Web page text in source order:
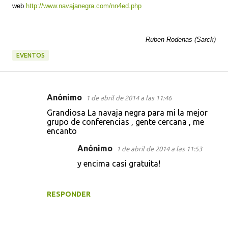
web http://www.navajanegra.com/nn4ed.php
Ruben Rodenas (Sarck)
EVENTOS
Anónimo 1 de abril de 2014 a las 11:46
Grandiosa La navaja negra para mi la mejor
grupo de conferencias , gente cercana , me
encanto
RESPONDER
Anónimo 1 de abril de 2014 a las 11:53
y encima casi gratuita!